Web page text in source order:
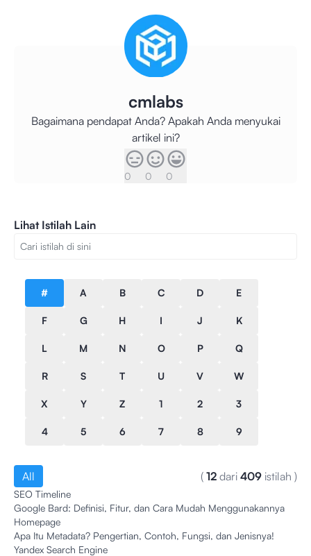
cmlabs
Bagaimana pendapat Anda? Apakah Anda menyukai
artikel ini?
0 0 0
Lihat Istilah Lain
# A B C D E
F G H I J K
L M N O P Q
R S T U V W
X Y Z 1 2 3
4 5 6 7 8 9
All ( 12 dari 409 istilah )
SEO Timeline
Google Bard: Definisi, Fitur, dan Cara Mudah Menggunakannya
Homepage
Apa Itu Metadata? Pengertian, Contoh, Fungsi, dan Jenisnya!
Yandex Search Engine